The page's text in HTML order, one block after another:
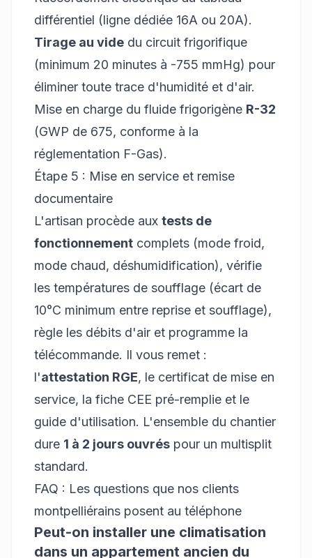
différentiel (ligne dédiée 16A ou 20A).
Tirage au vide du circuit frigorifique
(minimum 20 minutes à -755 mmHg) pour
éliminer toute trace d'humidité et d'air.
Mise en charge du fluide frigorigène R-32
(GWP de 675, conforme à la
réglementation F-Gas).
Étape 5 : Mise en service et remise
documentaire
L'artisan procède aux tests de
fonctionnement complets (mode froid,
mode chaud, déshumidification), vérifie
les températures de soufflage (écart de
10°C minimum entre reprise et soufflage),
règle les débits d'air et programme la
télécommande. Il vous remet :
l'attestation RGE, le certificat de mise en
service, la fiche CEE pré-remplie et le
guide d'utilisation. L'ensemble du chantier
dure 1 à 2 jours ouvrés pour un multisplit
standard.
FAQ : Les questions que nos clients
montpelliérains posent au téléphone
Peut-on installer une climatisation
dans un appartement ancien du